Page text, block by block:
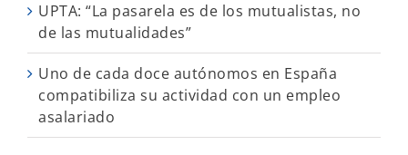
UPTA: “La pasarela es de los mutualistas, no
de las mutualidades”
Uno de cada doce autónomos en España
compatibiliza su actividad con un empleo
asalariado